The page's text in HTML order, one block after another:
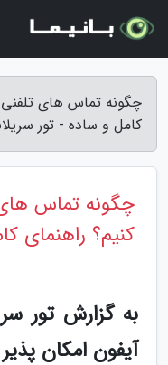
چگونه تماس های تلفنی
کامل و ساده - تور
چگونه تماس
کنیم؟ راهنمای
به گزارش تور
آیفون امکان